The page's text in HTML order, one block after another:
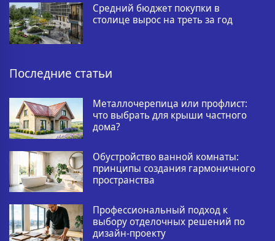
Средний бюджет покупки в
столице вырос на треть за год
Последние статьи
Металлочерепица или профлист:
что выбрать для крыши частного
дома?
Обустройство ванной комнаты:
принципы создания гармоничного
пространства
Профессиональный подход к
выбору отделочных решений по
дизайн-проекту